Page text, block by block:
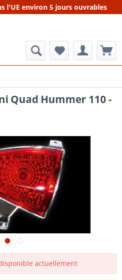
l'UE environ 5 jours ouvrables
Quad Hummer 110 -
actuellement